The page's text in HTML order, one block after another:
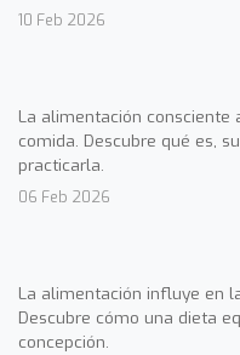
10 Feb 2026
La alimentación consciente
comida. Descubre qué es,
practicarla.
06 Feb 2026
La alimentación influye en
Descubre cómo una dieta
concepción.